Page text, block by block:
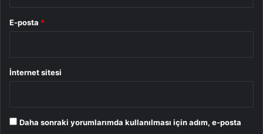
E-posta *
İnternet sitesi
Daha sonraki yorumlarımda kullanılması için adım, e-posta